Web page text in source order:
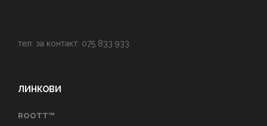
тел. за контакт: 075 833 933
ЛИНКОВИ
ROOTT™